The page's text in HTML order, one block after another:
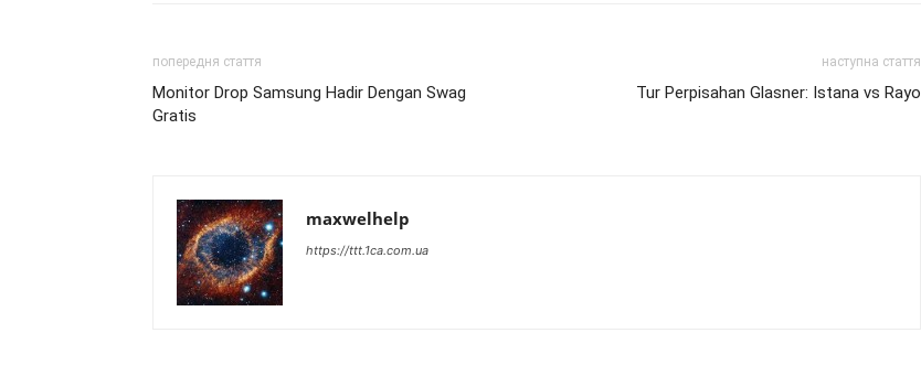
попередня стаття
Monitor Drop Samsung Hadir Dengan Swag
Gratis
наступна стаття
Tur Perpisahan Glasner: Istana vs Rayo
maxwelhelp
https://ttt.1ca.com.ua